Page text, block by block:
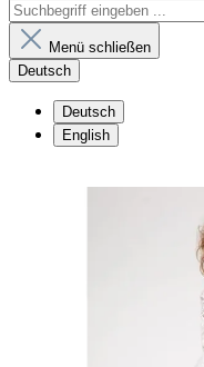
Menü schließen
Deutsch
Deutsch
English